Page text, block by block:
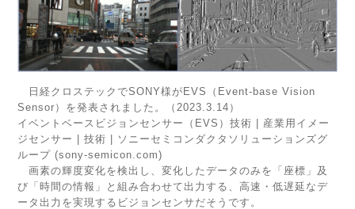
日経クロステックでSONY様がEVS（Event-base Vision
Sensor）を発表されました。（2023.3.14）
イベントベースビジョンセンサー（EVS）技術 | 産業用イメー
ジセンサー | 技術 | ソニーセミコンダクタソリューションズグ
ループ (sony-semicon.com)
画素の輝度変化を検出し、変化したデータのみを「座標」及
び「時間の情報」と組み合わせて出力する、高速・低遅延なデ
ータ出力を実現するビジョンセンサだそうです。